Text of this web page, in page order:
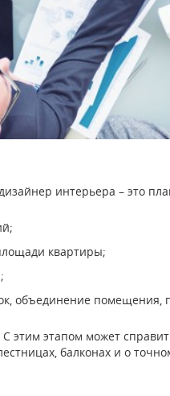
интерьера – это
квартиры;
объединение
этим этапом может
балконах и о